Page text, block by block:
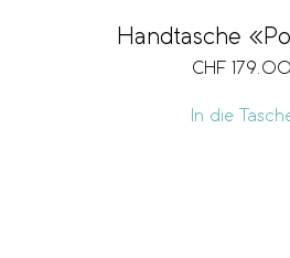
Handtasche
CHF 179.00
In die